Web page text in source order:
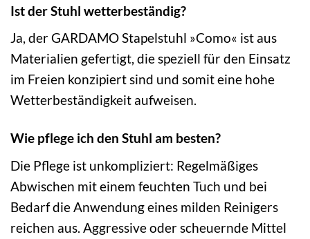
Ist der Stuhl wetterbeständig?
Ja, der GARDAMO Stapelstuhl »Como« ist aus
Materialien gefertigt, die speziell für den Einsatz
im Freien konzipiert sind und somit eine hohe
Wetterbeständigkeit aufweisen.
Wie pflege ich den Stuhl am besten?
Die Pflege ist unkompliziert: Regelmäßiges
Abwischen mit einem feuchten Tuch und bei
Bedarf die Anwendung eines milden Reinigers
reichen aus. Aggressive oder scheuernde Mittel